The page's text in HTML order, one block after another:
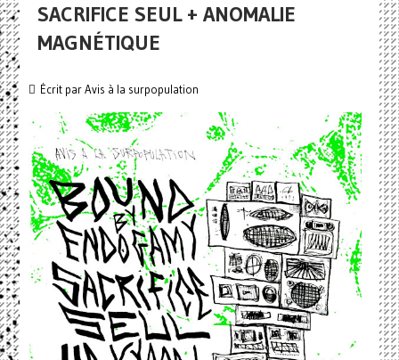
SACRIFICE SEUL + ANOMALIE
MAGNÉTIQUE
Écrit parAvis à la surpopulation